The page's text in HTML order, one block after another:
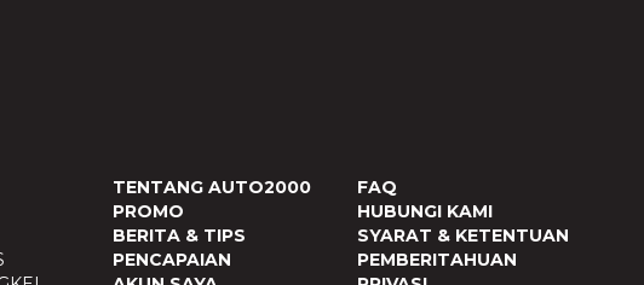
TENTANG AUTO2000
PROMO
BERITA & TIPS
PENCAPAIAN
FAQ
HUBUNGI KAMI
SYARAT & KETENTUAN
PEMBERITAHUAN